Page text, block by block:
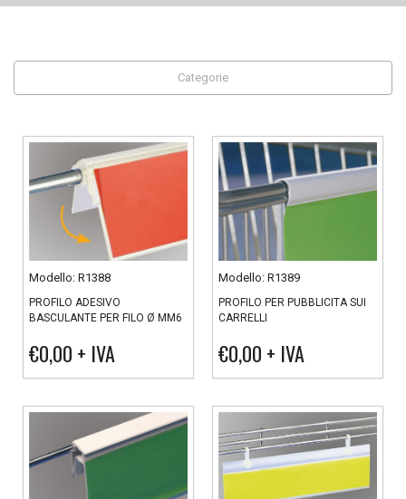
Categorie
Modello: R1388
PROFILO ADESIVO
BASCULANTE PER FILO Ø MM6
€0,00 + IVA
Modello: R1389
PROFILO PER PUBBLICITA SUI
CARRELLI
€0,00 + IVA